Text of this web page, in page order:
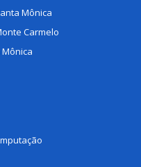
Mônica
Carmelo